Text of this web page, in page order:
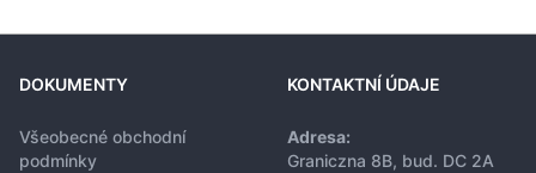
DOKUMENTY
Všeobecné obchodní
podmínky
KONTAKTNÍ ÚDAJE
Adresa:
Graniczna 8B, bud. DC 2A